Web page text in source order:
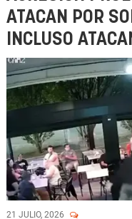
ATACAN POR
INCLUSO
21 JULIO, 2026